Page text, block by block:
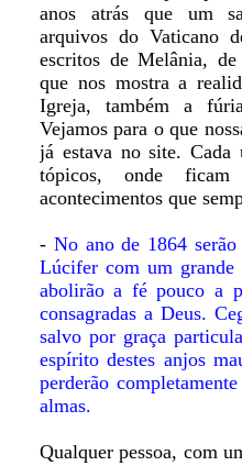
anos atrás que um
arquivos do Vaticano
escritos de Melânia,
que nos mostra a
Igreja, também a
Vejamos para o que
já estava no site. Cada
tópicos, onde ficam
acontecimentos que
- No ano de 1864 serão
Lúcifer com um grande
abolirão a fé pouco a
consagradas a Deus.
salvo por graça
espírito destes anjos
perderão
almas.
Qualquer pessoa, com